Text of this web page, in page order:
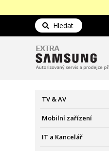
Hledat
TV & AV
Mobilní zařízení
IT a Kancelář